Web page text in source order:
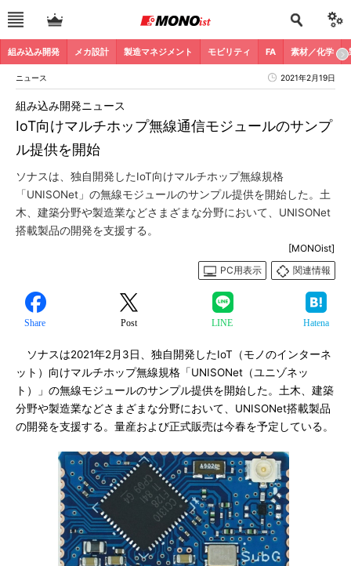
組み込み開発 メカ設計 製造マネジメント モビリティ FA 素材／化学
ニュース 2021年2月19日
IoT向けマルチホップ無線通信モジュールのサンプ
ル提供を開始
組み込み開発ニュース
ソナスは、独自開発したIoT向けマルチホップ無線規格
「UNISONet」の無線モジュールのサンプル提供を開始した。土
木、建築分野や製造業などさまざまな分野において、UNISONet
搭載製品の開発を支援する。
[MONOist]
PC用表示
関連情報
Share Post LINE Hatena
ソナスは2021年2月3日、独自開発したIoT（モノのインターネ
ット）向けマルチホップ無線規格「UNISONet（ユニゾネッ
ト）」の無線モジュールのサンプル提供を開始した。土木、建築
分野や製造業などさまざまな分野において、UNISONet搭載製品
の開発を支援する。量産および正式販売は今春を予定している。